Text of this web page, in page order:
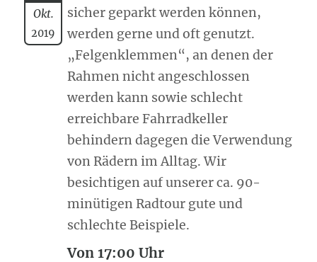
Okt.
2019
sicher geparkt werden können,
werden gerne und oft genutzt.
„Felgenklemmen“, an denen der
Rahmen nicht angeschlossen
werden kann sowie schlecht
erreichbare Fahrradkeller
behindern dagegen die Verwendung
von Rädern im Alltag. Wir
besichtigen auf unserer ca. 90-
minütigen Radtour gute und
schlechte Beispiele.
Von 17:00 Uhr